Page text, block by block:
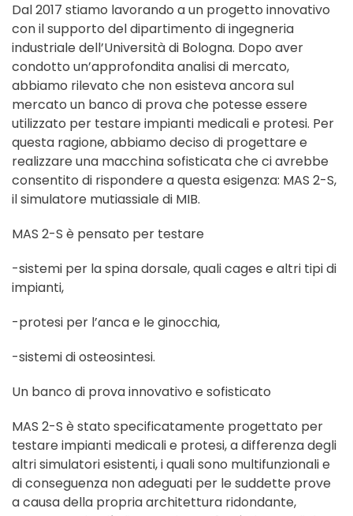
Dal 2017 stiamo lavorando a un progetto innovativo
con il supporto del dipartimento di ingegneria
industriale dell’Università di Bologna. Dopo aver
condotto un’approfondita analisi di mercato,
abbiamo rilevato che non esisteva ancora sul
mercato un banco di prova che potesse essere
utilizzato per testare impianti medicali e protesi. Per
questa ragione, abbiamo deciso di progettare e
realizzare una macchina sofisticata che ci avrebbe
consentito di rispondere a questa esigenza: MAS 2-S,
il simulatore mutiassiale di MIB.
MAS 2-S è pensato per testare
-sistemi per la spina dorsale, quali cages e altri tipi di
impianti,
-protesi per l’anca e le ginocchia,
-sistemi di osteosintesi.
Un banco di prova innovativo e sofisticato
MAS 2-S è stato specificatamente progettato per
testare impianti medicali e protesi, a differenza degli
altri simulatori esistenti, i quali sono multifunzionali e
di conseguenza non adeguati per le suddette prove
a causa della propria architettura ridondante,